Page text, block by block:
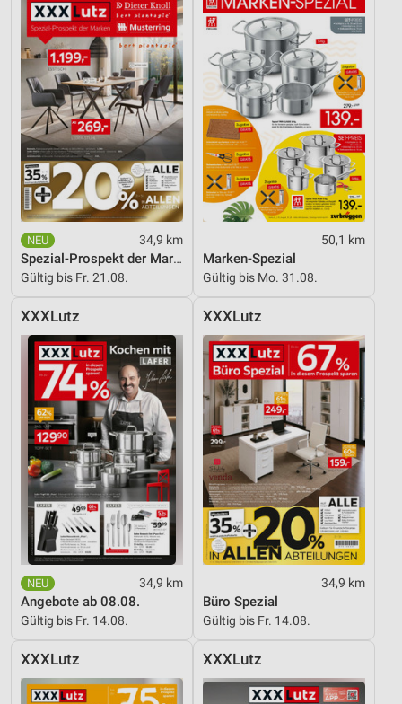
34,9 km
Spezial-Prospekt der Marken
Gültig bis Fr. 21.08.
50,1 km
Marken-Spezial
Gültig bis Mo. 31.08.
XXXLutz
34,9 km
Angebote ab 08.08.
Gültig bis Fr. 14.08.
XXXLutz
34,9 km
Büro Spezial
Gültig bis Fr. 14.08.
XXXLutz XXXLutz